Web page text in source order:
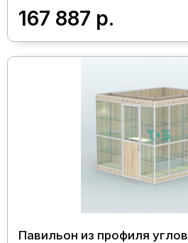
167 887 р.
Павильон из профиля